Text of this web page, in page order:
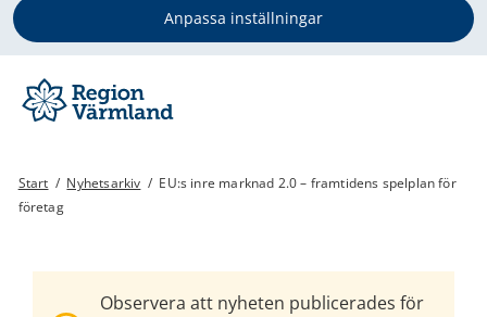
Anpassa inställningar
Start / Nyhetsarkiv / EU:s inre marknad 2.0 – framtidens spelplan för
företag
Observera att nyheten publicerades för